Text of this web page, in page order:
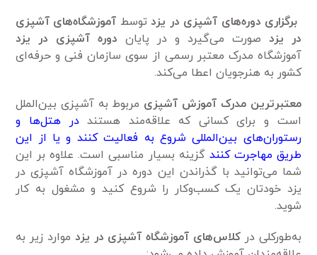
برگزاری دوره‌های آشپزی در یزد توسط آموزشگاه‌های آشپزی
در یزد صورت می‌گیرد و در پایان دوره آشپزی در یزد
آموزشگاه مدرک معتبر رسمی‌ از سوی سازمان فنی و حرفه‌ای
کشور به هنرجویان اعطا می‌کند.
معتبر‌ترین مدرک آموزش آشپزی مربوط به آشپزی بین‌الملل
است و برای کسانی که علاقه‌مند هستنددر هتل‌ها و
رستوران‌های بین‌المللی شروع به فعالیت کنند و یا از این
طریق مهاجرت کنند گزینه بسیار مناسبی است. علاوه بر این
شما می‌توانید با گذراندن این دوره در آموزشگاه آشپزی در
یزد خودتان یک کسب‌وکار را شروع کنید و مشغول به کار
شوید.
به‌طورکلی در کلاس‌های آموزشگاه آشپزی در یزد موارد زیر به